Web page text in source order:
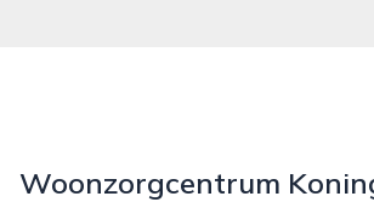
Woonzorgcentrum